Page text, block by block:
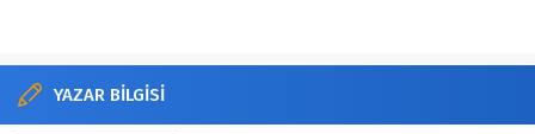
YAZAR BİLGİSİ